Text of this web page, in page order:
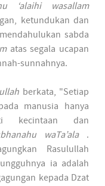
‘alaihi wasallam
ketundukan dan
sabda
atas segala ucapan
sunnahnya.
berkata, "Setiap
manusia hanya
kecintaan dan
waTa’ala.
Rasulullah
ia adalah
kepada Dzat